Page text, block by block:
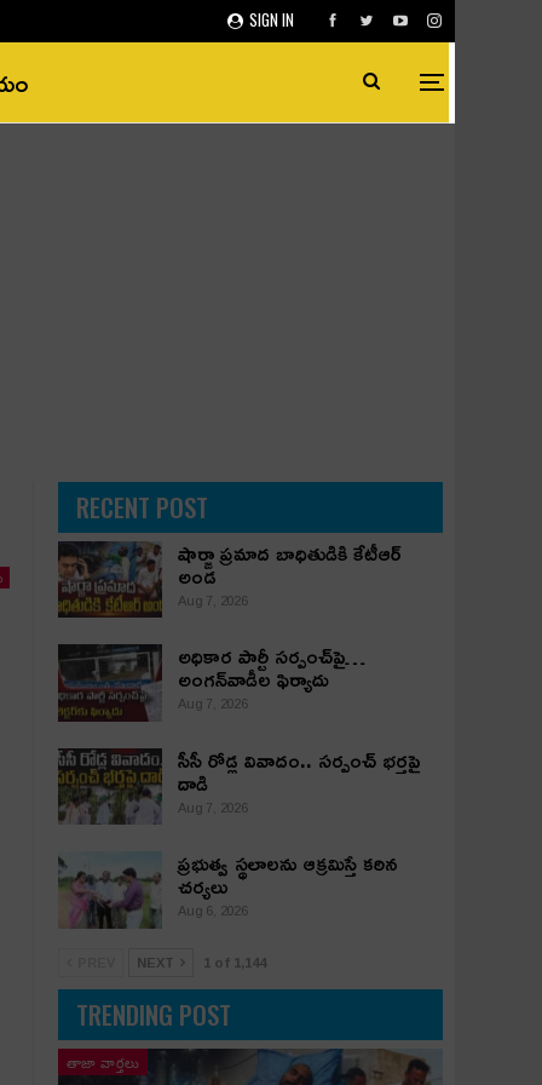
SIGN IN
RECENT POST
షార్జా ప్రమాద బాధితుడికి కేటీఆర్
అండ
Aug 7, 2026
అధికార పార్టీ స‌ర్పంచ్‌పై…
అంగ‌న్‌వాడీల ఫిర్యాదు
Aug 7, 2026
సీసీ రోడ్ల వివాదం.. స‌ర్పంచ్ భ‌ర్త‌పై
దాడి
Aug 7, 2026
ప్రభుత్వ స్థలాలను ఆక్రమిస్తే కఠిన
చర్యలు
Aug 6, 2026
NEXT 1 of 1,144
TRENDING POST
తాజా వార్తలు